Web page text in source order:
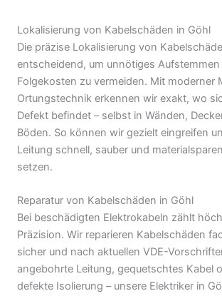
Lokalisierung von Kabelschäden in Göhl
Die präzise Lokalisierung von
entscheidend, um unnötiges Aufstemmen
Folgekosten zu vermeiden. Mit moderner
Ortungstechnik erkennen wir exakt, wo
Defekt befindet – selbst in Wänden,
Böden. So können wir gezielt eingreifen
Leitung schnell, sauber und
setzen.
Reparatur von Kabelschäden in Göhl
Bei beschädigten Elektrokabeln zählt
Präzision. Wir reparieren Kabelschäden
sicher und nach aktuellen VDE-
angebohrte Leitung, gequetschtes Kabel
defekte Isolierung – unsere Elektriker in